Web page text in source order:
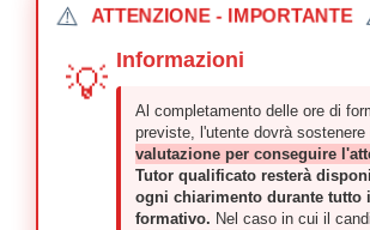
⚠️ ATTENZIONE - IMPORTANTE
💡 Informazioni
Al completamento delle ore di
previste, l'utente dovrà sostenere
valutazione per conseguire
Tutor qualificato resterà
ogni chiarimento durante tutto
formativo. Nel caso in cui il